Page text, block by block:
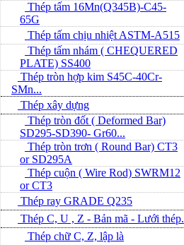
Thép tấm 16Mn(Q345B)-C45-
65G
Thép tấm chịu nhiệt ASTM-A515
Thép tấm nhám ( CHEQUERED
PLATE) SS400
Thép tròn hợp kim S45C-40Cr-
SMn...
Thép xây dựng
Thép tròn đốt ( Deformed Bar)
SD295-SD390- Gr60...
Thép tròn trơn ( Round Bar) CT3
or SD295A
Thép cuộn ( Wire Rod) SWRM12
or CT3
Thép ray GRADE Q235
Thép C, U , Z - Bản mã - L­ưới thép.
Thép chữ C, Z, lập là